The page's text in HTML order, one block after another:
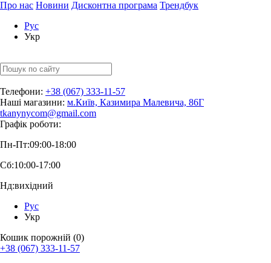
Про нас Новини Дисконтна програма Трендбук
Рус
Укр
Телефони: +38 (067) 333-11-57
Наші магазини: м.Київ, Казимира Малевича, 86Г
tkanynycom@gmail.com
Графік роботи:
Пн-Пт:09:00-18:00
Сб:10:00-17:00
Нд:вихідний
Рус
Укр
Кошик порожній (0)
+38 (067) 333-11-57